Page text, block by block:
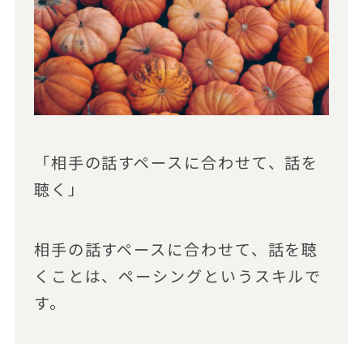
「相手の話すペースに合わせて、話を
聴く」
相手の話すペースに合わせて、話を聴
くことは、ペーシングというスキルで
す。